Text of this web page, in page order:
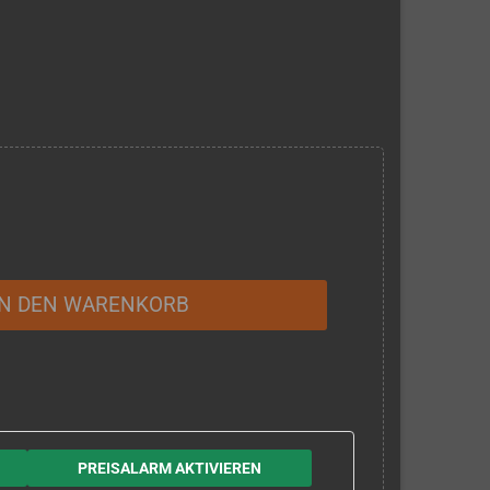
DEN WARENKORB
PREISALARM AKTIVIEREN